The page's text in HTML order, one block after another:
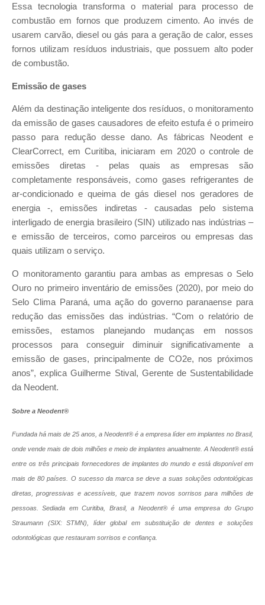
Essa tecnologia transforma o material para processo de
combustão em fornos que produzem cimento. Ao invés de
usarem carvão, diesel ou gás para a geração de calor, esses
fornos utilizam resíduos industriais, que possuem alto poder
de combustão.
Emissão de gases
Além da destinação inteligente dos resíduos, o monitoramento
da emissão de gases causadores de efeito estufa é o primeiro
passo para redução desse dano. As fábricas Neodent e
ClearCorrect, em Curitiba, iniciaram em 2020 o controle de
emissões diretas - pelas quais as empresas são
completamente responsáveis, como gases refrigerantes de
ar-condicionado e queima de gás diesel nos geradores de
energia -, emissões indiretas - causadas pelo sistema
interligado de energia brasileiro (SIN) utilizado nas indústrias –
e emissão de terceiros, como parceiros ou empresas das
quais utilizam o serviço.
O monitoramento garantiu para ambas as empresas o Selo
Ouro no primeiro inventário de emissões (2020), por meio do
Selo Clima Paraná, uma ação do governo paranaense para
redução das emissões das indústrias. “Com o relatório de
emissões, estamos planejando mudanças em nossos
processos para conseguir diminuir significativamente a
emissão de gases, principalmente de CO2e, nos próximos
anos”, explica Guilherme Stival, Gerente de Sustentabilidade
da Neodent.
Sobre a Neodent®
Fundada há mais de 25 anos, a Neodent® é a empresa líder em implantes no Brasil,
onde vende mais de dois milhões e meio de implantes anualmente. A Neodent® está
entre os três principais fornecedores de implantes do mundo e está disponível em
mais de 80 países. O sucesso da marca se deve a suas soluções odontológicas
diretas, progressivas e acessíveis, que trazem novos sorrisos para milhões de
pessoas. Sediada em Curitiba, Brasil, a Neodent®️ é uma empresa do Grupo
Straumann (SIX: STMN), líder global em substituição de dentes e soluções
odontológicas que restauram sorrisos e confiança.